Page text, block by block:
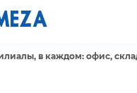
в каждом: офис,